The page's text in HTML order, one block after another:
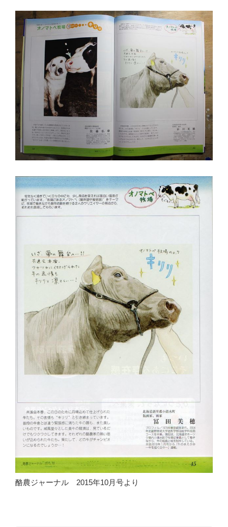
酪農ジャーナル 2015年10月号より